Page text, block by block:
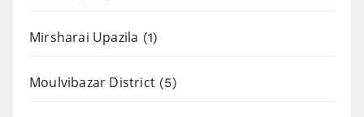
Mirsharai Upazila (1)
Moulvibazar District (5)